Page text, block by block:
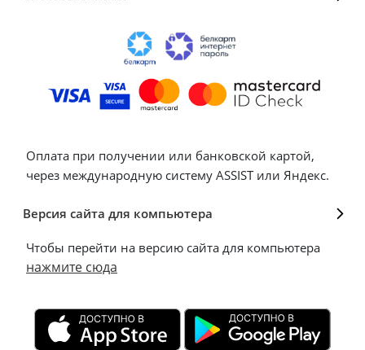
Оплата при получении или банковской картой,
через международную систему ASSIST или Яндекс.
Версия сайта для компьютера
Чтобы перейти на версию сайта для компьютера
нажмите сюда